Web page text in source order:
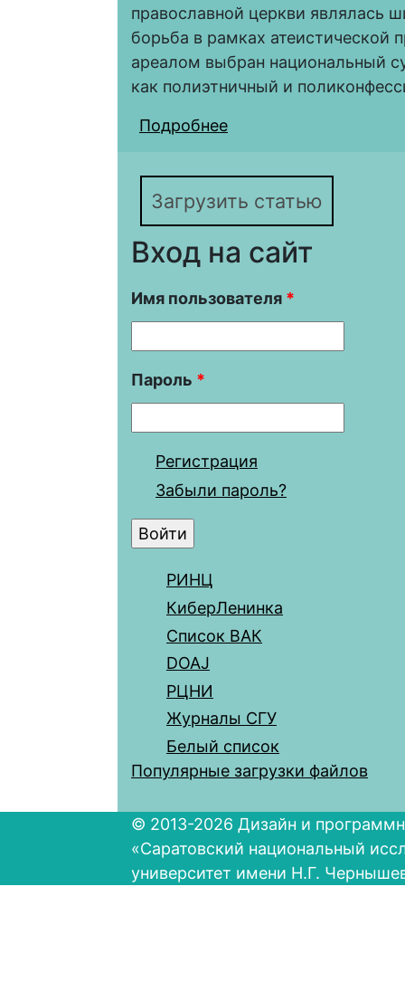
православной церкви являлась
борьба в рамках атеистической
ареалом выбран национальный
как полиэтничный и
Подробнее
Загрузить статью
Вход на сайт
Имя пользователя *
Пароль *
Регистрация
Забыли пароль?
РИНЦ
КиберЛенинка
Список ВАК
DOAJ
РЦНИ
Журналы СГУ
Белый список
Популярные загрузки файлов
© 2013-2026 Дизайн и
«Саратовский национальный
университет имени Н.Г.